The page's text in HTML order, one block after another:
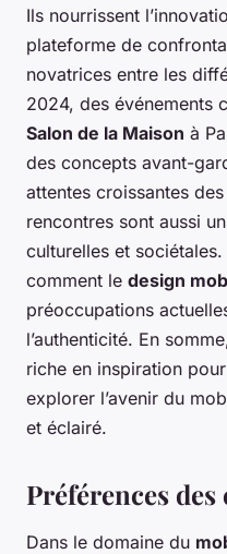
Ils nourrissent
plateforme de
novatrices entre les
2024, des événements
Salon de la Maison à
des concepts avant-
attentes croissantes
rencontres sont aussi
culturelles et
comment le design
préoccupations
l’authenticité. En
riche en inspiration
explorer l’avenir du
et éclairé.
Préférences
Dans le domaine du